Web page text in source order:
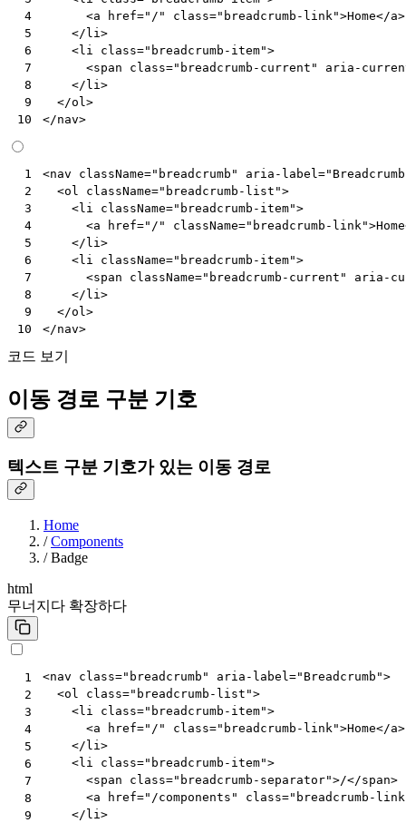
4
5
6
7
8
9
10
<a href="/" class="breadcrumb-link">Home</a>
</li >
<li class="breadcrumb-item">
<span class="breadcrumb-current"
aria-
</li >
</ol >
</nav>
1
2
3
4
5
6
7
8
9
10
<nav className="breadcrumb" aria-label =
<ol className="breadcrumb-list">
<li className="breadcrumb-item">
<a href="/" className="breadcrumb-link">Home
</li >
<li className="breadcrumb-item">
<span className="breadcrumb-current"
aria-
</li >
</ol >
</nav>
코드 보기
이동 경로 구분 기호
텍스트 구분 기호가 있는 이동 경로
Home
/ Components
/ Badge
html
무너지다 확장하다
1
2
3
4
5
6
7
8
9
<nav class="breadcrumb" aria-label="Breadcrumb">
<ol class="breadcrumb-list">
<li class="breadcrumb-item">
<a href="/" class="breadcrumb-link">Home</a>
</ li>
<li class="breadcrumb-item">
<span class="breadcrumb-separator">/</span>
<a href="/components" class="breadcrumb-
</ li>